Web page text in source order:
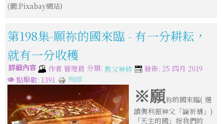
(圖:Pixabay網站)
第198集-願祢的國來臨 - 有一分耕耘，
就有一分收穫
詳細內容 作者 管理員 分類: 教父神修
發佈: 25 四月 2019
點擊數: 1391
列印
※願祢的國來臨( 選
讀奧利振神父「論祈禱」)
「天主的國」按我們的